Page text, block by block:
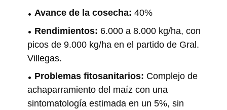
Avance de la cosecha: 40%
Rendimientos: 6.000 a 8.000 kg/ha, con
picos de 9.000 kg/ha en el partido de Gral.
Villegas.
Problemas fitosanitarios: Complejo de
achaparramiento del maíz con una
sintomatología estimada en un 5%, sin